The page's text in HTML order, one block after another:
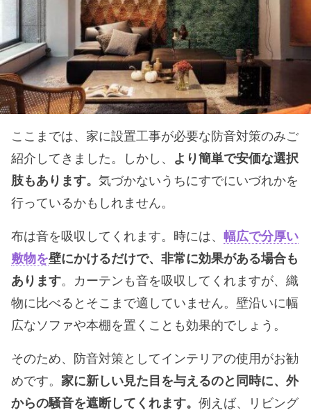
ここまでは、家に設置工事が必要な防音対策のみご
紹介してきました。しかし、 より簡単で安価な選択
肢もあります。 気づかないうちにすでにいづれかを
行っているかもしれません。
布は音を吸収してくれます。時には、 幅広で分厚い
敷物を壁にかけるだけで、非常に効果がある場合も
あります。カーテンも音を吸収してくれますが、織
物に比べるとそこまで適していません。壁沿いに幅
広なソファや本棚を置くことも効果的でしょう。
そのため、防音対策としてインテリアの使用がお勧
めです。 家に新しい見た目を与えるのと同時に、外
からの騒音を遮断してくれます。 例えば、リビング